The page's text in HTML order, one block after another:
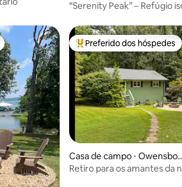
“Serenity Peak” – Refúgio
dos hóspedes Entre os melhores
Preferido dos hóspedes
Casa de campo ⋅ Owensbor
o
Retiro para os amantes da